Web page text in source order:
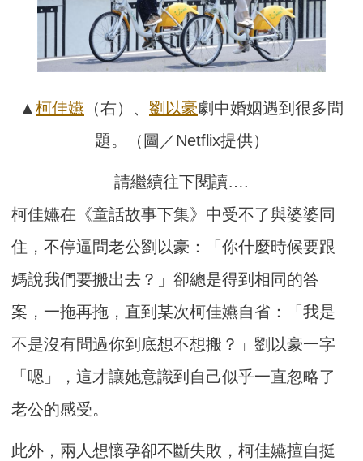
▲柯佳嬿 （右）、 劉以豪劇中婚姻遇到很多問
題。（圖／Netflix提供）
請繼續往下閱讀….
柯佳嬿在《童話故事下集》中受不了與婆婆同
住，不停逼問老公劉以豪：「你什麼時候要跟
媽說我們要搬出去？」卻總是得到相同的答
案，一拖再拖，直到某次柯佳嬿自省：「我是
不是沒有問過你到底想不想搬？」劉以豪一字
「嗯」，這才讓她意識到自己似乎一直忽略了
老公的感受。
此外，兩人想懷孕卻不斷失敗，柯佳嬿擅自挺